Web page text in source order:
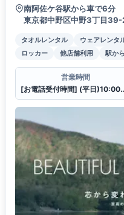
南阿佐ケ谷駅から車で6分
東京都中野区中野3丁目39-
タオルレンタル ウェアレンタ
ロッカー
他店舗利用 駅か
営業時間
[お電話受付時間] (平